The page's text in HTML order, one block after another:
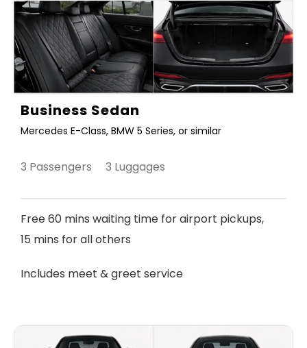
Business Sedan
Mercedes E-Class, BMW 5 Series, or similar
3 Passengers 3 Luggages
Free 60 mins waiting time for airport pickups,
15 mins for all others
Includes meet & greet service